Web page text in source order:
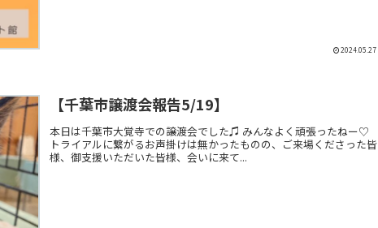
2024.05.27
【千葉市譲渡会報告5/19】
本日は千葉市大覚寺での譲渡会でした♫ みんなよく頑張ったねー♡
トライアルに繋がるお声掛けは無かったものの、ご来場くださった皆
様、御支援いただいた皆様、会いに来て...